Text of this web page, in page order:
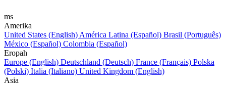
ms
Amerika
United States (English) América Latina (Español) Brasil (Português)
México (Español) Colombia (Español)
Eropah
Europe (English) Deutschland (Deutsch) France (Français) Polska
(Polski) Italia (Italiano) United Kingdom (English)
Asia